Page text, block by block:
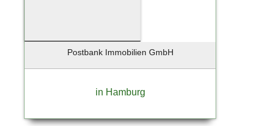
Postbank Immobilien GmbH
in Hamburg